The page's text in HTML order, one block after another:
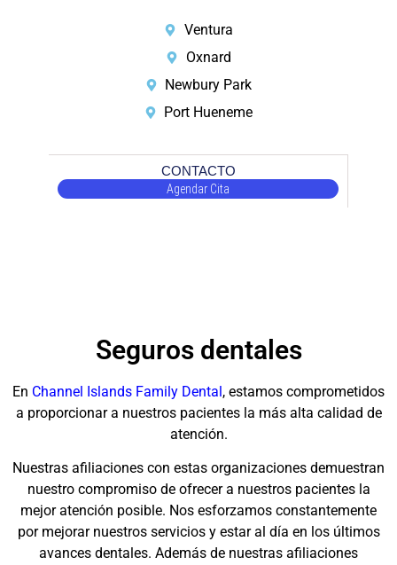
Ventura
Oxnard
Newbury Park
Port Hueneme
CONTACTO
Agendar Cita
Seguros dentales
En Channel Islands Family Dental, estamos comprometidos
a proporcionar a nuestros pacientes la más alta calidad de
atención.
Nuestras afiliaciones con estas organizaciones demuestran
nuestro compromiso de ofrecer a nuestros pacientes la
mejor atención posible. Nos esforzamos constantemente
por mejorar nuestros servicios y estar al día en los últimos
avances dentales. Además de nuestras afiliaciones